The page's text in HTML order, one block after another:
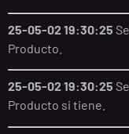
25-05-02 19:30:25
Producto.
25-05-02 19:30:25
Producto si tiene.